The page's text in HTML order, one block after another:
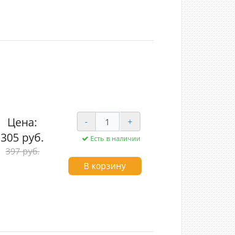
Цена:
305 руб.
397 руб.
- +
Есть в наличии
В корзину